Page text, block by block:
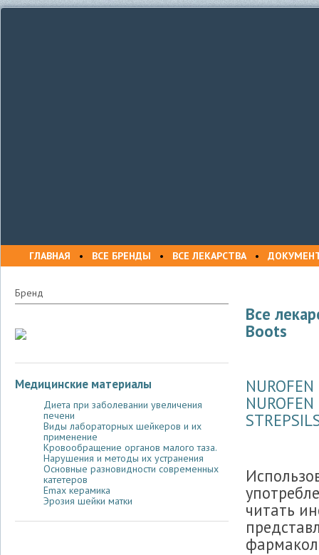
ГЛАВНАЯ • ВСЕ БРЕНДЫ • ВСЕ ЛЕКАРСТВА•
Бренд
Медицинские материалы
Диета при заболевании увеличения
печени
Виды лабораторных шейкеров и их
применение
Кровообращение органов малого таза.
Нарушения и методы их устранения
Основные разновидности современных
катетеров
Emax керамика
Эрозия шейки матки
Все
Boots
читать